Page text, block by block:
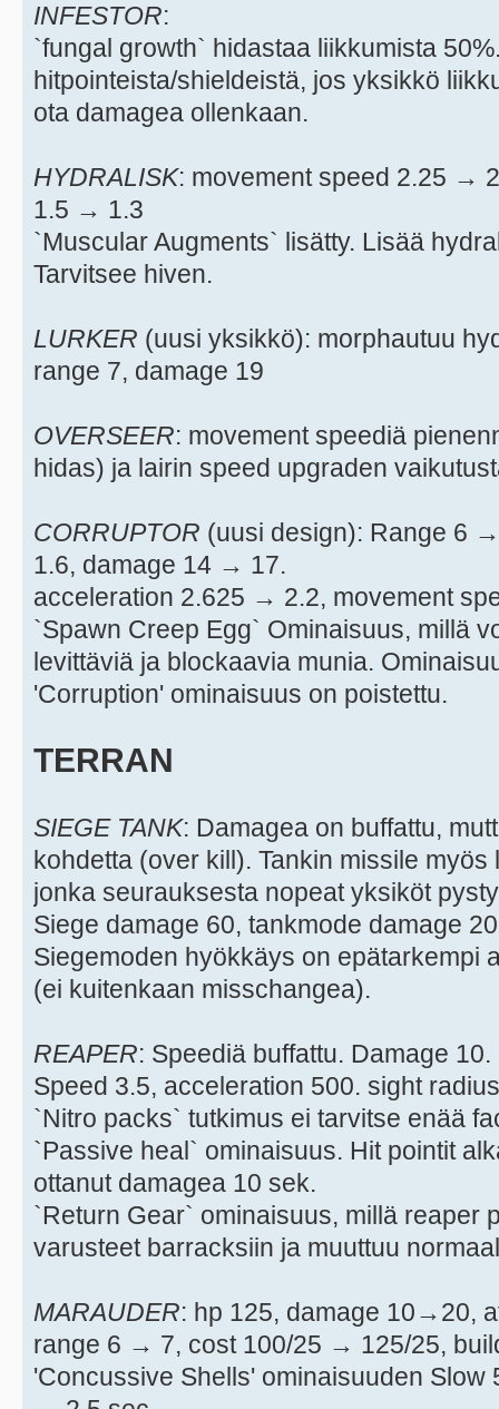
INFESTOR:
`fungal growth` hidastaa liikkumista
hitpointeista/shieldeistä, jos yksikkö
ota damagea ollenkaan.
HYDRALISK: movement speed 2.25 →
1.5 → 1.3
`Muscular Augments` lisätty. Lisää
Tarvitsee hiven.
LURKER (uusi yksikkö): morphautuu
range 7, damage 19
OVERSEER: movement speediä
hidas) ja lairin speed upgraden
CORRUPTOR (uusi design): Range 6
1.6, damage 14 → 17.
acceleration 2.625 → 2.2, movement
`Spawn Creep Egg` Ominaisuus, millä
levittäviä ja blockaavia munia.
'Corruption' ominaisuus on poistettu.
TERRAN
SIEGE TANK: Damagea on buffattu,
kohdetta (over kill). Tankin missile
jonka seurauksesta nopeat yksiköt
Siege damage 60, tankmode damage 20
Siegemoden hyökkäys on epätarkempi
(ei kuitenkaan misschangea).
REAPER: Speediä buffattu. Damage 10.
Speed 3.5, acceleration 500. sight
`Nitro packs` tutkimus ei tarvitse enää
`Passive heal` ominaisuus. Hit pointit
ottanut damagea 10 sek.
`Return Gear` ominaisuus, millä reaper
varusteet barracksiin ja muuttuu
MARAUDER: hp 125, damage 10→20,
range 6 → 7, cost 100/25 → 125/25,
'Concussive Shells' ominaisuuden